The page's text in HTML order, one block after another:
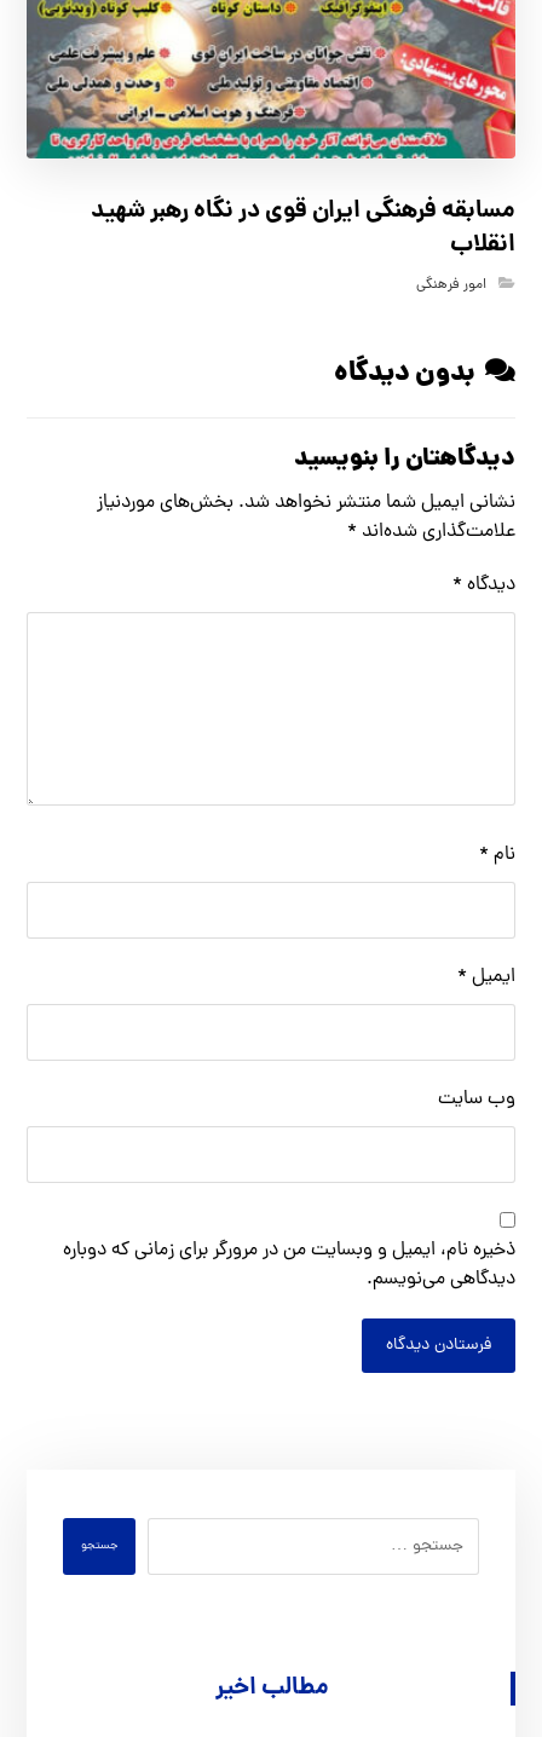
مسابقه فرهنگي ايران قوي در نگاه رهبر شهيد
انقلاب
امور فرهنگی
بدون دیدگاه
دیدگاهتان را بنویسید
نشانی ایمیل شما منتشر نخواهد شد. بخش‌های موردنیاز
علامت‌گذاری شده‌اند *
دیدگاه *
نام *
ایمیل *
وب‌ سایت
ذخیره نام، ایمیل و وبسایت من در مرورگر برای زمانی که دوباره
دیدگاهی می‌نویسم.
فرستادن دیدگاه
جستجو
مطالب اخیر